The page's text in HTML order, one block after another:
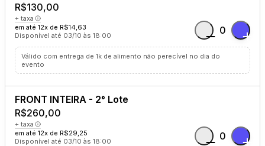
R$130,00
+ taxa
em até 12x de R$14,63
Disponível até 03/10 às 18:00
0
Válido com entrega de 1k de alimento não perecível no dia do
evento
FRONT INTEIRA - 2° Lote
R$260,00
+ taxa
em até 12x de R$29,25
Disponível até 03/10 às 18:00
0